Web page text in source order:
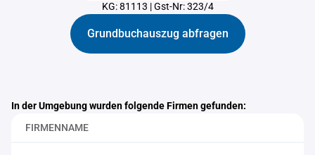
KG: 81113 |Gst-Nr: 323/4
Grundbuchauszug abfragen
In der Umgebung wurden folgende Firmen gefunden:
FIRMENNAME